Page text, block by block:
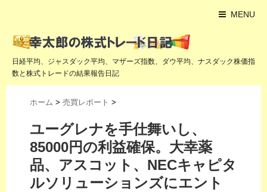
MENU
日経平均、ジャスダック平均、マザーズ指数、ダウ平均、ナスダック株価指
数と株式トレードの結果報告日記
ホーム > 売買レポート >
ユーグレナを手仕舞いし、
85000円の利益確保。大幸薬
品、アスコット、NECキャピタ
ルソリューションズにエント